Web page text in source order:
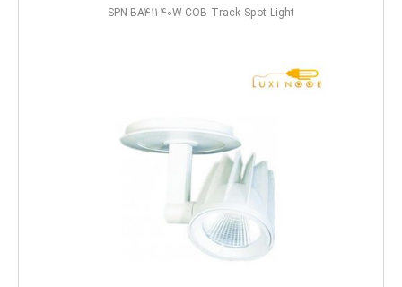
SPN-BA411-40W-COB Track Spot Light